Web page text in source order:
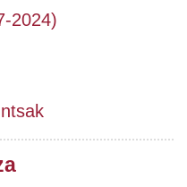
2024)